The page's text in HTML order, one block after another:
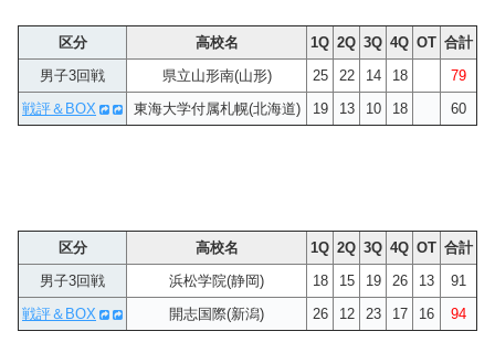
区分 高校名 1Q 2Q 3Q 4Q OT 合計
男子3回戦
県立山形南(山形) 25 22 14 18
79
戦評＆BOX
東海大学付属札幌(北海道) 19 13 10 18 60
区分 高校名 1Q 2Q 3Q 4Q OT 合計
男子3回戦
浜松学院(静岡) 18 15 19 26 13
91
戦評＆BOX
開志国際(新潟) 26 12 23 17 16 94